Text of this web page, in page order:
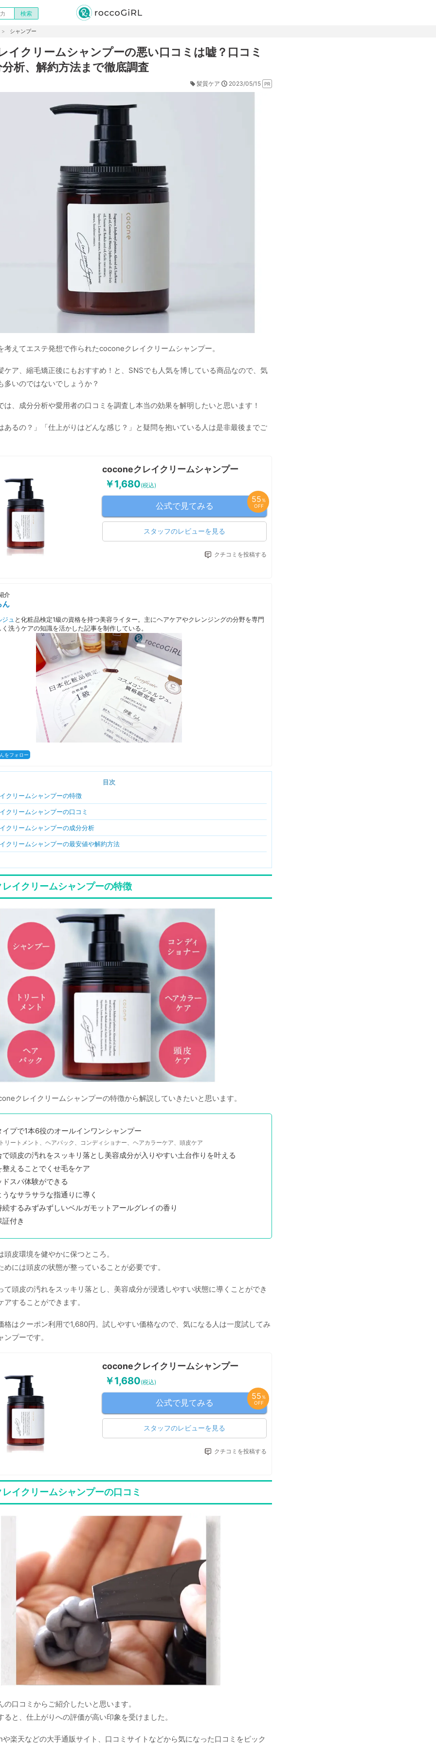
シャンプー
イクリームシャンプーの悪い口コミは嘘？口コミ
析、解約方法まで徹底調査
髪質ケア 2023/05/15
考えてエステ発想で作られたcoconeクレイクリームシャンプー。
ケア、縮毛矯正後にもおすすめ！と、SNSでも人気を博している商品なので、気
多いのではないでしょうか？
は、成分分析や愛用者の口コミを調査し本当の効果を解明したいと思います！
あるの？」「仕上がりはどんな感じ？」と疑問を抱いている人は是非最後までご
coconeクレイクリームシャンプー
￥1,680(税込)
公式で見てみる
55 ％
OFF
スタッフのレビューを見る
クチコミを投稿する
介
ん
ュ と化粧品検定1級の資格を持つ美容ライター。主にヘアケアやクレンジングの分野を専門
洗うケアの知識を活かした記事を制作している。
をフォロー
目次
クリームシャンプーの特徴
クリームシャンプーの口コミ
クリームシャンプーの成分分析
クリームシャンプーの最安値や解約方法
イクリームシャンプーの特徴
クレイクリームシャンプーの特徴から解説していきたいと思います。
プで1本6役のオールインワンシャンプー
リートメント、ヘアパック、コンディショナー、ヘアカラーケア、頭皮ケア
で頭皮の汚れをスッキリ落とし美容成分が入りやすい土台作りを叶える
整えることでくせ毛をケア
スパ体験ができる
なサラサラな指通りに導く
するみずみずしいベルガモットアールグレイの香り
付き
皮環境を健やかに保つところ。
めには頭皮の状態が整っていることが必要です。
て頭皮の汚れをスッキリ落とし、美容成分が浸透しやすい状態に導くことができ
することができます。
格はクーポン利用で1,680円。試しやすい価格なので、気になる人は一度試してみ
プーです。
coconeクレイクリームシャンプー
￥1,680(税込)
公式で見てみる
55 ％
OFF
スタッフのレビューを見る
クチコミを投稿する
イクリームシャンプーの口コミ
の口コミからご紹介したいと思います。
ると、仕上がりへの評価が高い印象を受けました。
楽天などの大手通販サイト、口コミサイトなどから気になった口コミをピック